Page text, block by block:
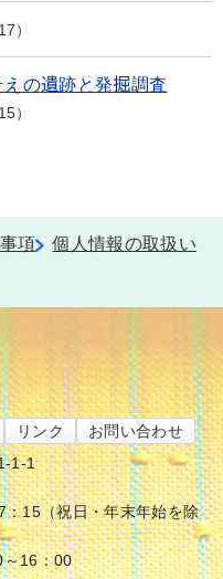
の遺跡と発掘調査
項
個人情報の取扱い
リンク
お問い合わせ
1-1
15（祝日・年末年始を除
～16：00